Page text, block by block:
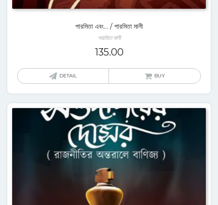
পারমিতা এবং… / পারমিতা মালী
পারমিতা মালী
135.00
DETAIL BUY